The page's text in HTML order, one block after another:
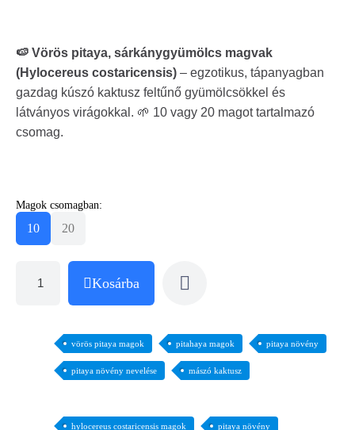
🍉 Vörös pitaya, sárkánygyümölcs magvak
(Hylocereus costaricensis) – egzotikus, tápanyagban
gazdag kúszó kaktusz feltűnő gyümölcsökkel és
látványos virágokkal. 🌱 10 vagy 20 magot tartalmazó
csomag.
Magok csomagban:
10 20
Kosárba
vörös pitaya magok pitahaya magok pitaya növény
pitaya növény nevelése mászó kaktusz
hylocereus costaricensis magok pitaya növény